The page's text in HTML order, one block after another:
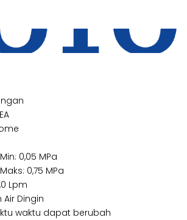
0,05 MPa
0,75 MPa
Lpm
Air Dingin
waktu dapat berubah